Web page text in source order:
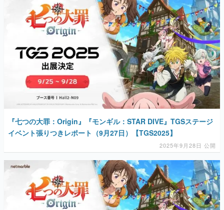
『七つの大罪：Origin』『モンギル：STAR DIVE』TGSステージ
イベント張りつきレポート（9月27日）【TGS2025】
2025年9月28日 公開